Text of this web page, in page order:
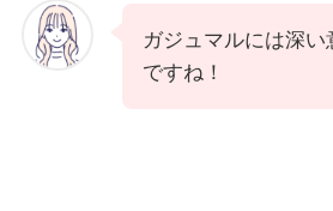
ガジュマルには深い
ですね！